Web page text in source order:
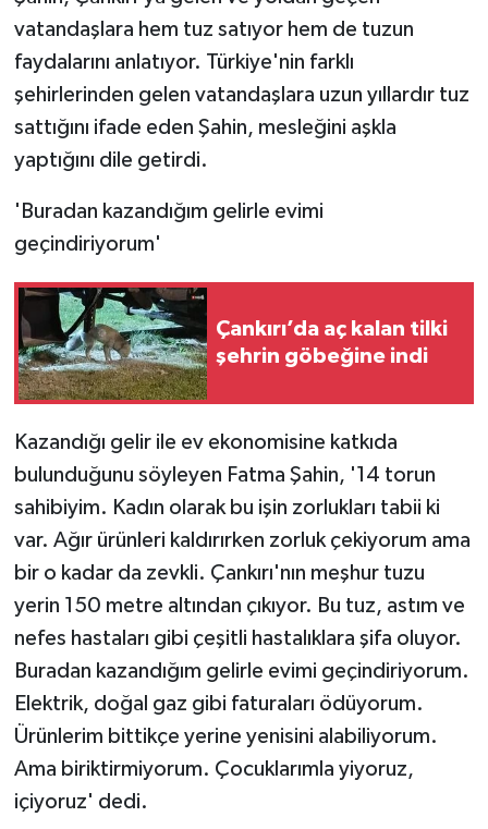
vatandaşlara hem tuz satıyor hem de tuzun
faydalarını anlatıyor. Türkiye'nin farklı
şehirlerinden gelen vatandaşlara uzun yıllardır tuz
sattığını ifade eden Şahin, mesleğini aşkla
yaptığını dile getirdi.
'Buradan kazandığım gelirle evimi
geçindiriyorum'
Çankırı’da aç kalan tilki
şehrin göbeğine indi
Kazandığı gelir ile ev ekonomisine katkıda
bulunduğunu söyleyen Fatma Şahin, '14 torun
sahibiyim. Kadın olarak bu işin zorlukları tabii ki
var. Ağır ürünleri kaldırırken zorluk çekiyorum ama
bir o kadar da zevkli. Çankırı'nın meşhur tuzu
yerin 150 metre altından çıkıyor. Bu tuz, astım ve
nefes hastaları gibi çeşitli hastalıklara şifa oluyor.
Buradan kazandığım gelirle evimi geçindiriyorum.
Elektrik, doğal gaz gibi faturaları ödüyorum.
Ürünlerim bittikçe yerine yenisini alabiliyorum.
Ama biriktirmiyorum. Çocuklarımla yiyoruz,
içiyoruz' dedi.